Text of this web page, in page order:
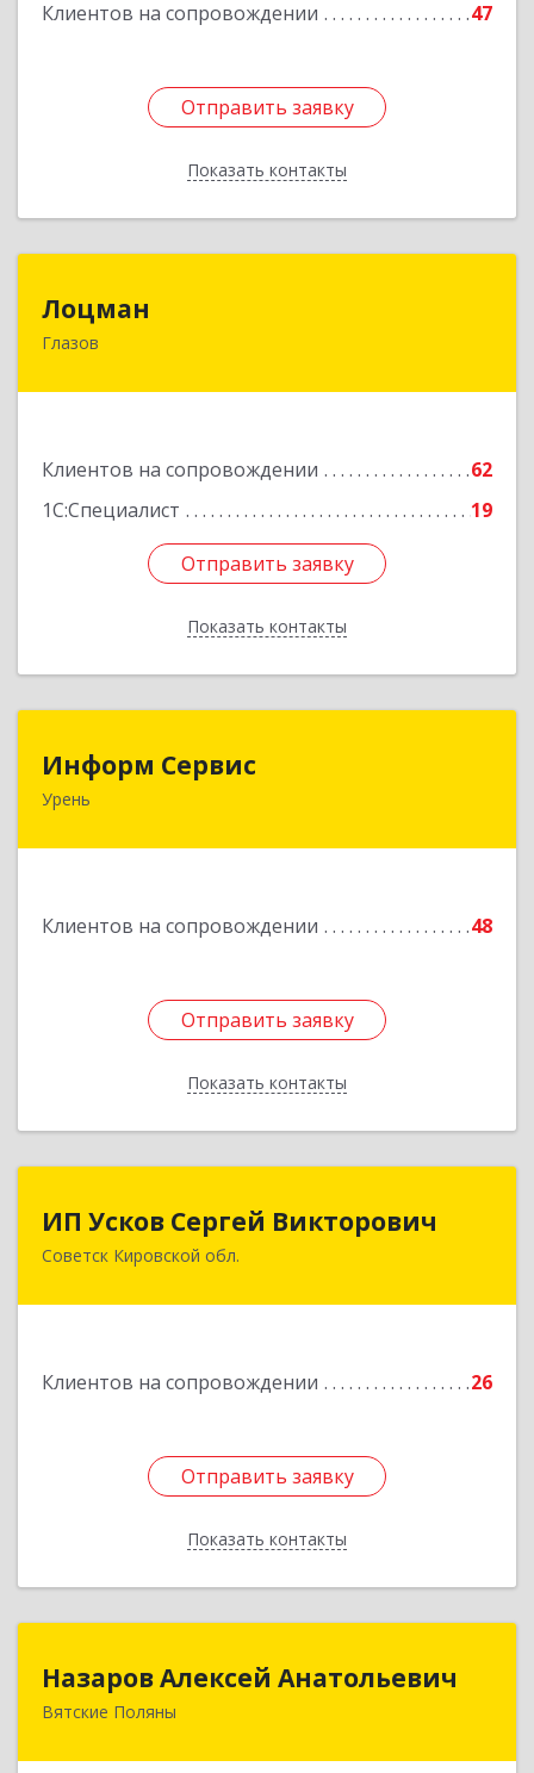
Клиентов на сопровождении 47
Отправить заявку
Показать контакты
Подробнее
Отправить заявку
Назад
Лоцман
Глазов
Клиентов на сопровождении
62
1С:Специалист
19
Отправить заявку
Показать контакты
427620, Удмуртская Респ, Глазов г, Сибирская
Отправить заявку
Назад
Информ Сервис
Урень
Клиентов на сопровождении 48
Отправить заявку
Показать контакты
Отправить заявку
Назад
ИП Усков Сергей Викторович
Советск Кировской обл.
Клиентов на сопровождении 26
Отправить заявку
Показать контакты
ИП Усков Сергей Викторович
613340, Кировская обл, Советск г, Дружбы ул,
Отправить заявку
Назад
Назаров Алексей Анатольевич
Вятские Поляны
Назаров Алексей Анатольевич
612964,Кировская обл,город Вятские Поляны